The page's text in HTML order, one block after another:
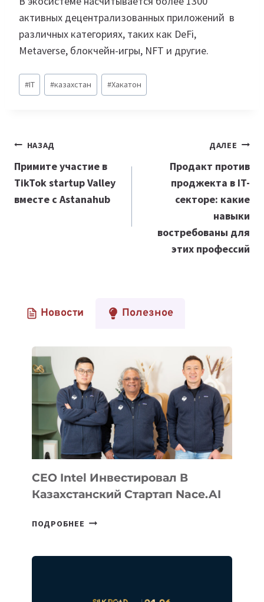
активных децентрализованных приложений в
различных категориях, таких как DeFi,
Metaverse, блокчейн-игры, NFT и другие.
Метки
записи:
#IT #казахстан #Хакатон
Навигация
по
записям
НАЗАД
Примите участие в
TikTok startup Valley
вместе с Astanahub
ДАЛЕЕ
Продакт против
проджекта в IT-
секторе: какие
навыки
востребованы для
этих профессий
Новости Полезное
CEO Intel Инвестировал В
Казахстанский Стартап Nace.AI
ПОДРОБНЕЕ CEO